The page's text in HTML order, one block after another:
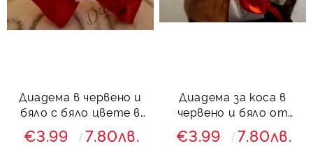
Диадема в червено и
бяло с бяло цвете в
средата
€3.99 7.80лв.
Диадема за коса в
червено и бяло от
сатенена лента
€3.99 7.80лв.